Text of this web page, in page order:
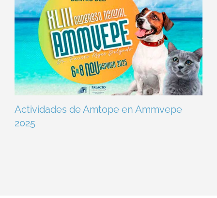
Actividades de Amtope en Ammvepe
2025